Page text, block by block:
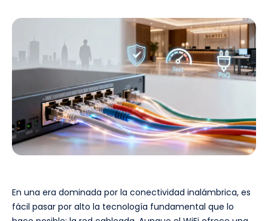
En una era dominada por la conectividad inalámbrica, es
fácil pasar por alto la tecnología fundamental que lo